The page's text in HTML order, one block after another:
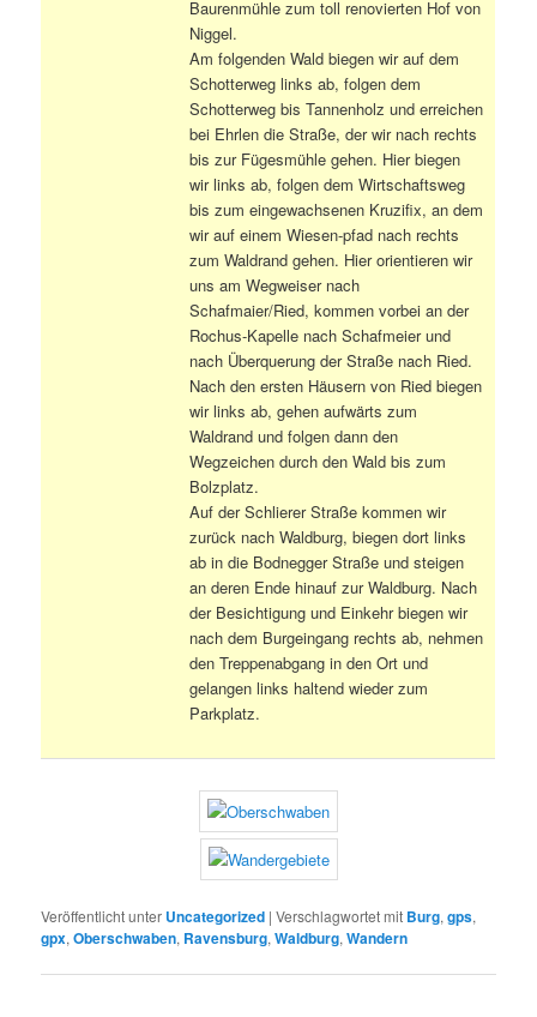
Baurenmühle zum toll renovierten Hof von
Niggel.
Am folgenden Wald biegen wir auf dem
Schotterweg links ab, folgen dem
Schotterweg bis Tannenholz und erreichen
bei Ehrlen die Straße, der wir nach rechts
bis zur Fügesmühle gehen. Hier biegen
wir links ab, folgen dem Wirtschaftsweg
bis zum eingewachsenen Kruzifix, an dem
wir auf einem Wiesen-pfad nach rechts
zum Waldrand gehen. Hier orientieren wir
uns am Wegweiser nach
Schafmaier/Ried, kommen vorbei an der
Rochus-Kapelle nach Schafmeier und
nach Überquerung der Straße nach Ried.
Nach den ersten Häusern von Ried biegen
wir links ab, gehen aufwärts zum
Waldrand und folgen dann den
Wegzeichen durch den Wald bis zum
Bolzplatz.
Auf der Schlierer Straße kommen wir
zurück nach Waldburg, biegen dort links
ab in die Bodnegger Straße und steigen
an deren Ende hinauf zur Waldburg. Nach
der Besichtigung und Einkehr biegen wir
nach dem Burgeingang rechts ab, nehmen
den Treppenabgang in den Ort und
gelangen links haltend wieder zum
Parkplatz.
Veröffentlicht unter Uncategorized |Verschlagwortet mit Burg,gps,
gpx,Oberschwaben, Ravensburg,Waldburg,Wandern